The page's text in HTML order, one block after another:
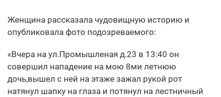
Женщина рассказала чудовищную историю и
опубликовала фото подозреваемого:
«Вчера на ул.Промышленая д.23 в 13:40 он
совершил нападение на мою 8ми летнюю
дочь,вышел с ней на этаже зажал рукой рот
натянул шапку на глаза и потянул на лестничный